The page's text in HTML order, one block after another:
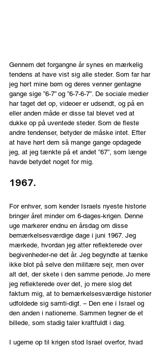
Gennem det forgangne år synes en mærkelig
tendens at have vist sig alle steder. Som far har
jeg hørt mine børn og deres venner gentagne
gange sige ”6-7” og ”6-7-6-7”. De sociale medier
har taget det op, videoer er udsendt, og på en
eller anden måde er disse tal blevet ved at
dukke op på uventede steder. Som de fleste
andre tendenser, betyder de måske intet. Efter
at have hørt dem så mange gange opdagede
jeg, at jeg tænkte på et andet ”67”, som længe
havde betydet noget for mig.
1967.
For enhver, som kender Israels nyeste historie
bringer året minder om 6-dages-krigen. Denne
uge markerer endnu en årsdag om disse
bemærkelsesværdige dage i juni 1967. Jeg
mærkede, hvordan jeg atter reflekterede over
begivenheder-ne det år. Jeg begyndte at tænke
ikke blot på selve den militære sejr, men over
alt det, der skete i den samme periode. Jo mere
jeg reflekterede over det, jo mere slog det
faktum mig, at to bemærkelsesværdige historier
udfoldede sig samti-digt. – Den ene i Israel og
den anden i nationerne. Sammen tegner de et
billede, som stadig taler kraftfuldt i dag.
I ugerne op til krigen stod Israel overfor, hvad